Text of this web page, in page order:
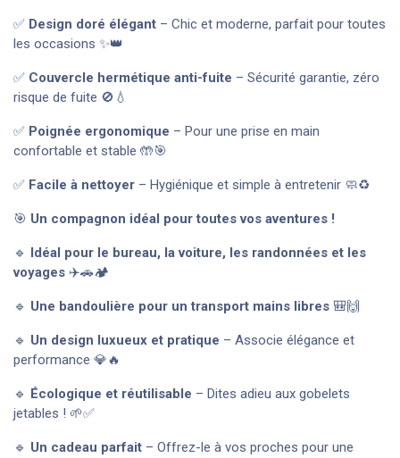
✅ Design doré élégant – Chic et moderne, parfait pour toutes
les occasions ✨👑
✅ Couvercle hermétique anti-fuite – Sécurité garantie, zéro
risque de fuite 🚫💧
✅ Poignée ergonomique – Pour une prise en main
confortable et stable 🤲🎯
✅ Facile à nettoyer – Hygiénique et simple à entretenir 🧼♻️
🎯 Un compagnon idéal pour toutes vos aventures !
🔹
Idéal pour le bureau, la voiture, les randonnées et les
voyages ✈️🚗🏕️
🔹 Une bandoulière pour un transport mains libres 🎒🙌
🔹 Un design luxueux et pratique – Associe élégance et
performance 💎🔥
🔹 Écologique et réutilisable – Dites adieu aux gobelets
jetables ! 🌱✅
🔹 Un cadeau parfait – Offrez-le à vos proches pour une